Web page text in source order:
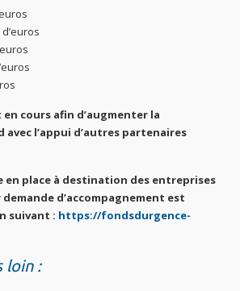
cours afin d’augmenter la
l’appui d’autres partenaires
en place à destination des entreprises
d’accompagnement est
suivant : https://fondsdurgence-
loin :